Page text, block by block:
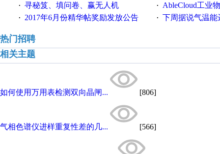
· 寻秘笈、填问卷、赢无人机 · AbleCloud工业物联
· 2017年6月份精华帖奖励发放公告 · 下周据说气温能
热门招聘
相关主题
如何使用万用表检测双向晶闸... [806]
气相色谱仪进样重复性差的几... [566]